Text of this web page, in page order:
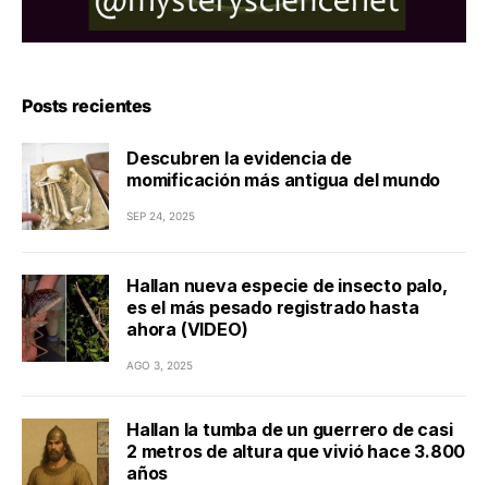
Posts recientes
Descubren la evidencia de
momificación más antigua del mundo
SEP 24, 2025
Hallan nueva especie de insecto palo,
es el más pesado registrado hasta
ahora (VIDEO)
AGO 3, 2025
Hallan la tumba de un guerrero de casi
2 metros de altura que vivió hace 3.800
años